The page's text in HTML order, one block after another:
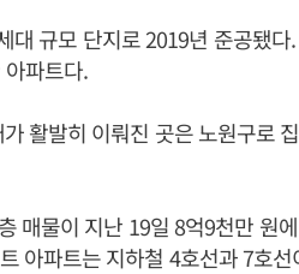
규모 단지로 2019년 준공됐다
파트다.
활발히 이뤄진 곳은 노원구로
매물이 지난 19일 8억9천만 원
아파트는 지하철 4호선과 7호